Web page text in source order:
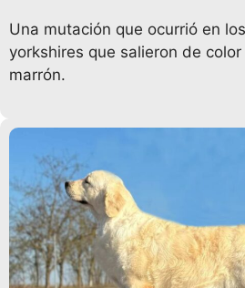
Una mutación que ocurrió en
yorkshires que salieron de
marrón.